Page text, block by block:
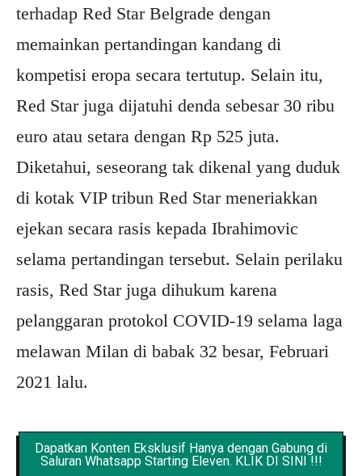
terhadap Red Star Belgrade dengan
memainkan pertandingan kandang di
kompetisi eropa secara tertutup. Selain itu,
Red Star juga dijatuhi denda sebesar 30 ribu
euro atau setara dengan Rp 525 juta.
Diketahui, seseorang tak dikenal yang duduk
di kotak VIP tribun Red Star meneriakkan
ejekan secara rasis kepada Ibrahimovic
selama pertandingan tersebut. Selain perilaku
rasis, Red Star juga dihukum karena
pelanggaran protokol COVID-19 selama laga
melawan Milan di babak 32 besar, Februari
2021 lalu.
Dapatkan Konten Eksklusif Hanya dengan Gabung di
Saluran Whatsapp Starting Eleven. KLIK DI SINI !!!